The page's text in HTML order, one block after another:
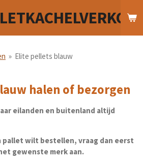
» Elite pellets blauw
halen of bezorgen
eilanden en buitenland altijd
pallet wilt bestellen, vraag dan eerst
gewenste merk aan.